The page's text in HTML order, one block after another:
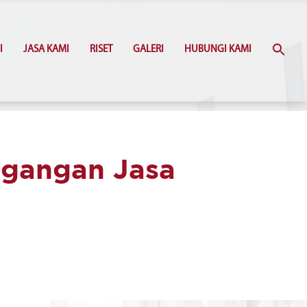
JASA KAMI RISET GALERI HUBUNGI KAMI
Jasa